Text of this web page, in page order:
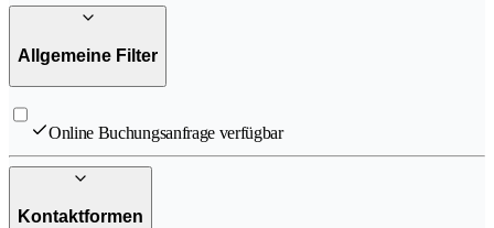
Allgemeine Filter
Online Buchungsanfrage verfügbar
Kontaktformen